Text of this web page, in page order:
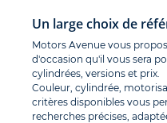
Un large choix de
Motors Avenue vous
d'occasion qu'il vous sera
cylindrées, versions et prix.
Couleur, cylindrée,
critères disponibles vous
recherches précises,